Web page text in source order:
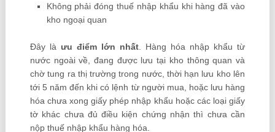
Không phải đóng thuế nhập khẩu khi hàng đã vào
kho ngoại quan
Đây là ưu điểm lớn nhất. Hàng hóa nhập khẩu từ
nước ngoài về, đang được lưu tại kho thông quan và
chờ tung ra thị trường trong nước, thời hạn lưu kho lên
tới 5 năm đến khi có lệnh từ người mua, hoặc lưu hàng
hóa chưa xong giấy phép nhập khẩu hoặc các loại giấy
tờ khác chưa đủ điều kiện chứng nhận thì chưa cần
nộp thuế nhập khẩu hàng hóa.